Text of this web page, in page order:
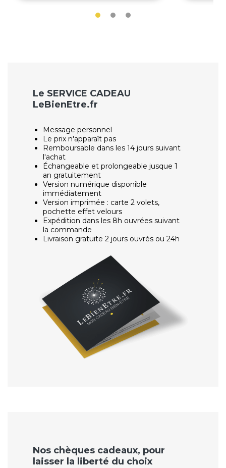
Le SERVICE CADEAU
LeBienEtre.fr
Message personnel
Le prix n'apparaît pas
Remboursable dans les 14 jours suivant
l'achat
Échangeable et prolongeable jusque 1
an gratuitement
Version numérique disponible
immédiatement
Version imprimée : carte 2 volets,
pochette effet velours
Expédition dans les 8h ouvrées suivant
la commande
Livraison gratuite 2 jours ouvrés ou 24h
Nos chèques cadeaux, pour
laisser la liberté du choix